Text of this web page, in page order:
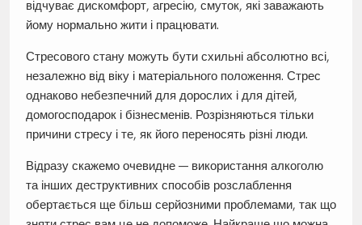
відчуває дискомфорт, агресію, смуток, які заважають
йому нормально жити і працювати.
Стресового стану можуть бути схильні абсолютно всі,
незалежно від віку і матеріального положення. Стрес
однаково небезпечний для дорослих і для дітей,
домогосподарок і бізнесменів. Розрізняються тільки
причини стресу і те, як його переносять різні люди.
Відразу скажемо очевидне — використання алкоголю
та інших деструктивних способів розслаблення
обертається ще більш серйозними проблемами, так що